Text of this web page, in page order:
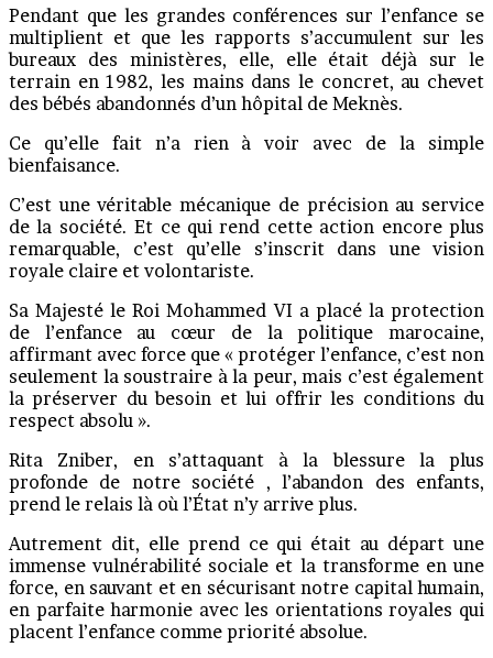
Pendant que les grandes conférences sur l’enfance se
multiplient et que les rapports s’accumulent sur les
bureaux des ministères, elle, elle était déjà sur le
terrain en 1982, les mains dans le concret, au chevet
des bébés abandonnés d’un hôpital de Meknès.
Ce qu’elle fait n’a rien à voir avec de la simple
bienfaisance.
C’est une véritable mécanique de précision au service
de la société. Et ce qui rend cette action encore plus
remarquable, c’est qu’elle s’inscrit dans une vision
royale claire et volontariste.
Sa Majesté le Roi Mohammed VI a placé la protection
de l’enfance au cœur de la politique marocaine,
affirmant avec force que « protéger l’enfance, c’est non
seulement la soustraire à la peur, mais c’est également
la préserver du besoin et lui offrir les conditions du
respect absolu ».
Rita Zniber, en s’attaquant à la blessure la plus
profonde de notre société , l’abandon des enfants,
prend le relais là où l’État n’y arrive plus.
Autrement dit, elle prend ce qui était au départ une
immense vulnérabilité sociale et la transforme en une
force, en sauvant et en sécurisant notre capital humain,
en parfaite harmonie avec les orientations royales qui
placent l’enfance comme priorité absolue.